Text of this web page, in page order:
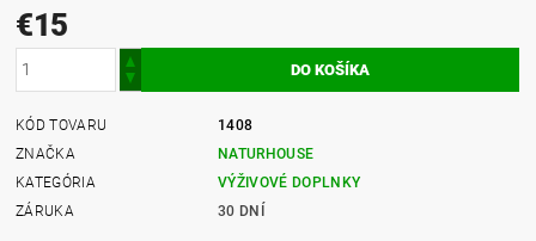
€15
KÓD TOVARU
1408
ZNAČKA
NATURHOUSE
KATEGÓRIA
VÝŽIVOVÉ DOPLNKY
ZÁRUKA
30 DNÍ